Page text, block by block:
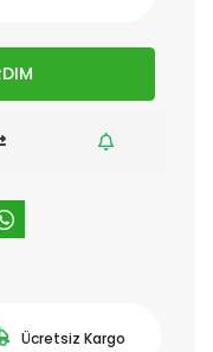
Ücretsiz Kargo